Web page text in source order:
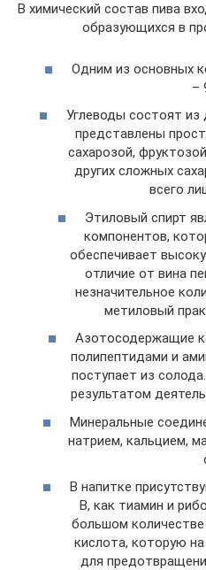
В химический состав пива
образующихся в
Одним из основных
–
Углеводы состоят из
представлены
сахарозой,
других сложных
всего
Этиловый спирт
компонентов,
обеспечивает
отличие от вина
незначительное
метиловый
Азотосодержащие
полипептидами и
поступает из
результатом
Минеральные
натрием, кальцием,
В напитке
В, как тиамин и
большом
кислота, которую
для